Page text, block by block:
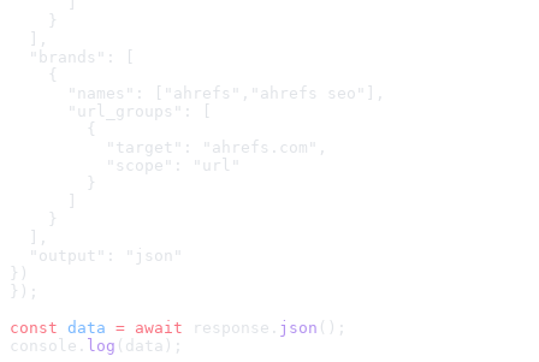
    }
  ],
  "brands": [
    {
      "names": ["ahrefs","ahrefs seo"],
      "url_groups": [
        {
          "target": "ahrefs.com",
          "scope": "url"
        }
    }
  ],
  "output": "json"
} )
});
const data = await response. json ();
console. log (data);